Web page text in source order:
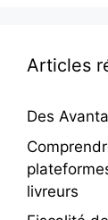
Articles
Des
livreurs